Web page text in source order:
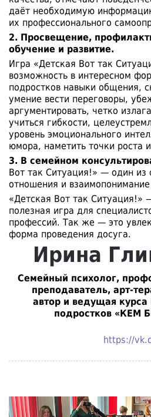
даёт необходимую
их профессионального
2. Просвещение,
обучение и развитие.
Игра «Детская Вот так
возможность в интересном
подростков навыки общения,
умение вести переговоры,
аргументировать, четко
учиться гибкости,
уровень эмоционального
юмора, наметить точки роста
3. В семейном
Вот так Ситуация!» — один из
отношения и
«Детская Вот так Ситуация!»
полезная игра для
профессий. Так же — это
форма проведения досуга.
Ирина
Семейный психолог,
преподаватель, арт-
автор и ведущая
подростков «КЕМ
https://